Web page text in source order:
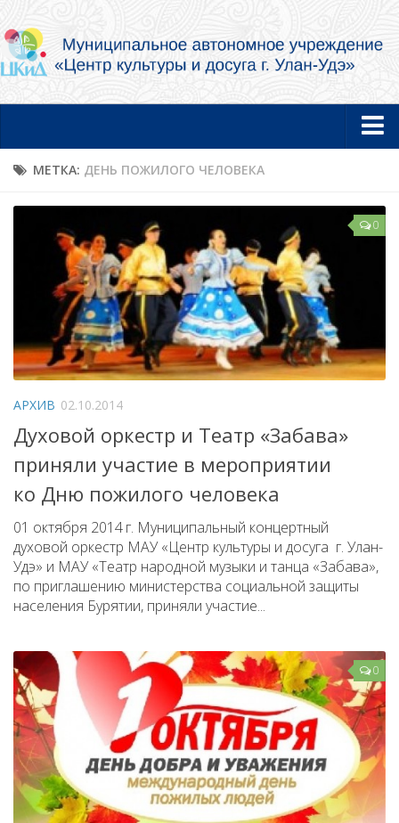
Главная
Об учреждении
Документы
Услуги в электронной форме
Фотогалерея
Творческие коллективы и артисты
Забайкальский народный хор «Семейские янтари»
Группа «Лаккитон»
Валико Гаспарян
Ирина Шагдурова
Анна Комолова
Сергей Плотников
Контакты
Купить Билеты
МЕТКА: ДЕНЬ ПОЖИЛОГО ЧЕЛОВЕКА
0
АРХИВ 02.10.2014
Духовой оркестр и Театр «Забава»
приняли участие в мероприятии
ко Дню пожилого человека
01 октября 2014 г. Муниципальный концертный
духовой оркестр МАУ «Центр культуры и досуга г. Улан-
Удэ» и МАУ «Театр народной музыки и танца «Забава»,
по приглашению министерства социальной защиты
населения Бурятии, приняли участие...
0